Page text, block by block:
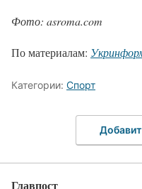
Фото: asroma.com
По материалам:
Категории: Спорт
Главпост